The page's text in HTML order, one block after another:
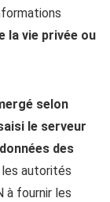
la vie privée ou
selon
le serveur
des
les autorités
à fournir les